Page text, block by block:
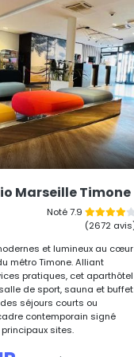
Marseille Timone
Noté 7.9
(2672
et lumineux au cœur
métro Timone. Alliant
pratiques, cet aparthôtel
de sport, sauna et buffet
séjours courts ou
contemporain signé
sites.